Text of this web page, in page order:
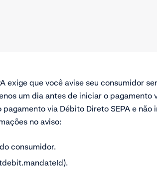
exige que você avise seu consumidor
um dia antes de iniciar o pagamento
via Débito Direto SEPA e
no aviso:
consumidor.